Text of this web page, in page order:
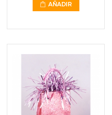
AÑADIR